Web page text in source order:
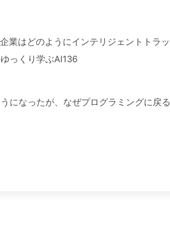
業はどのようにインテリジェントトラッ
っくり学ぶAI136
になったが、なぜプログラミングに戻る